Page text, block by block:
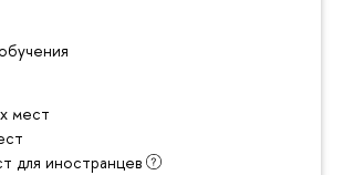
мест
для иностранцев